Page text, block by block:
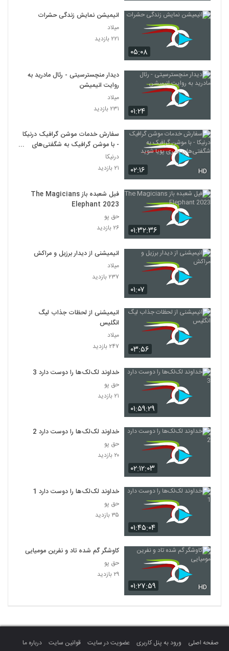
۰۵:۰۸
انیمیشن نمایش زندگی حشرات
میلاد
۲۲۱ بازدید
۰۱:۲۴
دیدار منچسترسیتی - رئال مادرید به
روایت انیمیشن
میلاد
۲۳۱ بازدید
۰۲:۱۶ HD
سفارش خدمات موشن گرافیک درنیکا
- با موشن گرافیک به شگفتی‌های
بصری پویا شوید
درنیکا
۲۱ بازدید
۰۱:۳۲:۳۶
فیل شعبده باز The Magicians
Elephant 2023
حق پو
۲۶ بازدید
۰۱:۰۷
انیمیشنی از دیدار برزیل و مراکش
میلاد
۲۳۷ بازدید
۰۳:۵۶
انیمیشنی از لحظات جذاب لیگ
انگلیس
میلاد
۲۴۷ بازدید
۰۱:۵۹:۲۹
خداوند لک‌لک‌ها را دوست دارد 3
حق پو
۲۱ بازدید
۰۲:۱۲:۰۳
خداوند لک‌لک‌ها را دوست دارد 2
حق پو
۲۰ بازدید
۰۱:۴۵:۰۴
خداوند لک‌لک‌ها را دوست دارد 1
حق پو
۳۵ بازدید
۰۱:۲۷:۵۹ HD
کاوشگر گم شده تاد و نفرین مومیایی
حق پو
۲۹ بازدید
صفحه اصلی ورود به پنل کاربری عضویت در سایت قوانین سایت
درباره ما